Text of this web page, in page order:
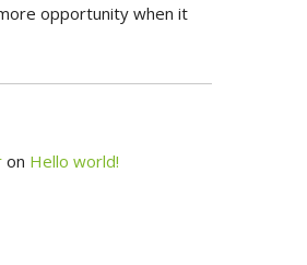
opportunity when it
on Hello world!